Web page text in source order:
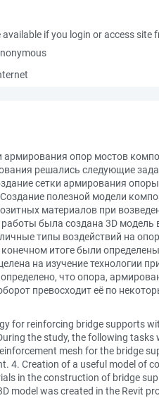
available if you login or access
опор мостов
решались следующие
сетки армирования
полезной модели
материалов при
была создана 3D модель
типы воздействий на
итоге были
на изучение технологии
что опора,
превосходит её по
for reinforcing bridge supports
the study, the following
mesh for the bridge
4. Creation of a useful model of
in the construction of bridge
model was created in the Revit